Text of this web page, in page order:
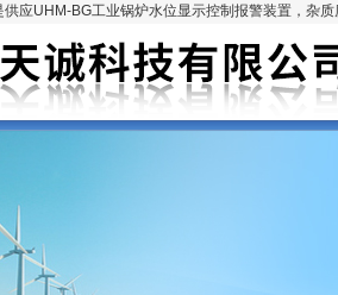
应UHM-BG工业锅炉水位显示控制报警装置，杂